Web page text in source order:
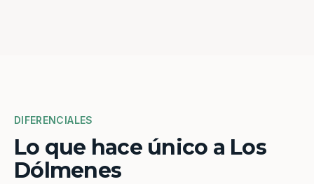
DIFERENCIALES
Lo que hace único a Los
Dólmenes